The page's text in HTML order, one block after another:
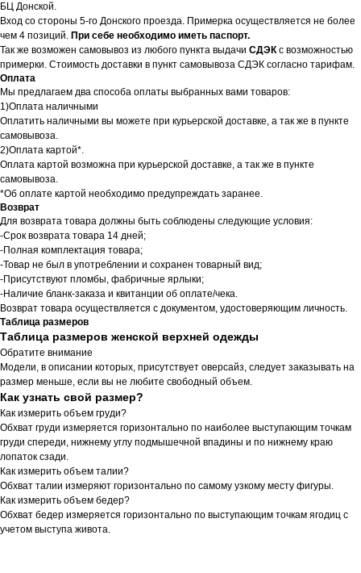
БЦ Донской.
Вход со стороны 5-го Донского проезда. Примерка осуществляется не более
чем 4 позиций. При себе необходимо иметь паспорт.
Так же возможен самовывоз из любого пункта выдачи СДЭКс возможностью
примерки. Стоимость доставки в пункт самовывоза СДЭК согласно тарифам.
Оплата
Мы предлагаем два способа оплаты выбранных вами товаров:
1)Оплата наличными
Оплатить наличными вы можете при курьерской доставке, а так же в пункте
самовывоза.
2)Оплата картой*.
Оплата картой возможна при курьерской доставке, а так же в пункте
самовывоза.
*Об оплате картой необходимо предупреждать заранее.
Возврат
Для возврата товара должны быть соблюдены следующие условия:
-Срок возврата товара 14 дней;
-Полная комплектация товара;
-Товар не был в употреблении и сохранен товарный вид;
-Присутствуют пломбы, фабричные ярлыки;
-Наличие бланк-заказа и квитанции об оплате/чека.
Возврат товара осуществляется с документом, удостоверяющим личность.
Таблица размеров
Таблица размеров женской верхней одежды
Обратите внимание
Модели, в описании которых, присутствует оверсайз, следует заказывать на
размер меньше, если вы не любите свободный объем.
Как узнать свой размер?
Как измерить объем груди?
Обхват груди измеряется горизонтально по наиболее выступающим точкам
груди спереди, нижнему углу подмышечной впадины и по нижнему краю
лопаток сзади.
Как измерить объем талии?
Обхват талии измеряют горизонтально по самому узкому месту фигуры.
Как измерить объем бедер?
Обхват бедер измеряется горизонтально по выступающим точкам ягодиц с
учетом выступа живота.